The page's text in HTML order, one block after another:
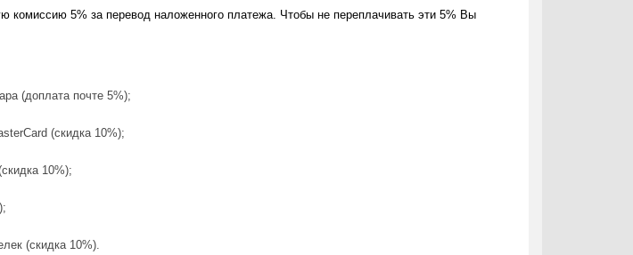
комиссию 5% за перевод наложенного платежа. Чтобы не переплачивать эти 5% Вы
(доплата почте 5%);
(скидка 10%);
10%);
(скидка 10%).